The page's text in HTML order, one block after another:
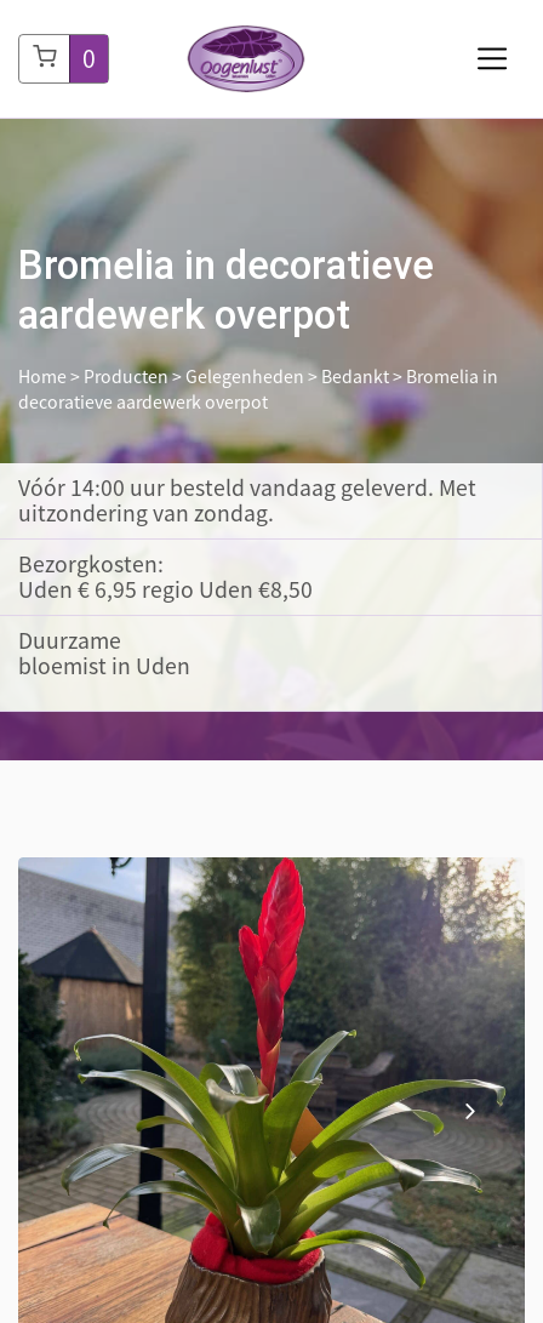
0
Bromelia in decoratieve
aardewerk overpot
Home> Producten>Gelegenheden>Bedankt>Bromelia in
decoratieve aardewerk overpot
Vóór 14:00 uur besteldvandaag geleverd. Met
uitzondering van zondag.
Bezorgkosten:
Uden € 6,95 regio Uden €8,50
Duurzame
bloemist in Uden